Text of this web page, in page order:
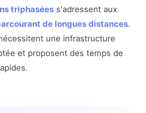
triphasées s'adressent aux
de longues distances.
une infrastructure
et proposent des temps de